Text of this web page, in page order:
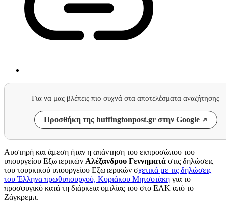
Για να μας βλέπεις πιο συχνά στα αποτελέσματα αναζήτησης
Προσθήκη της huffingtonpost.gr στην Google
Αυστηρή και άμεση ήταν η απάντηση του εκπροσώπου του
υπουργείου Εξωτερικών Αλέξανδρου Γεννηματά στις δηλώσεις
του τουρκικού υπουργείου Εξωτερικών σχετικά με τις δηλώσεις
του Έλληνα πρωθυπουργού, Κυριάκου Μητσοτάκη για το
προσφυγικό κατά τη διάρκεια ομιλίας του στο ΕΛΚ από το
Ζάγκρεμπ.